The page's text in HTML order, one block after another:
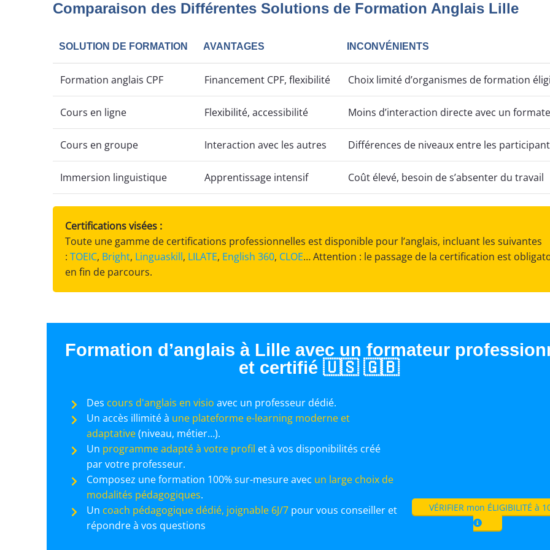
Comparaison des Différentes Solutions de Formation Anglais Lille
SOLUTION DE FORMATION AVANTAGES INCONVÉNIENTS
Formation anglais CPF Financement CPF, flexibilité Choix limité d’organismes de formation
Cours en ligne Flexibilité, accessibilité Moins d’interaction directe avec un
Cours en groupe Interaction avec les autres Différences de niveaux entre les
Immersion linguistique Apprentissage intensif Coût élevé, besoin de s’absenter du travail
Certifications visées :
Toute une gamme de certifications professionnelles est disponible pour l’anglais, incluant les suivantes
: TOEIC, Bright, Linguaskill, LILATE, English 360, CLOE… Attention : le passage de la certification est
en fin de parcours.
Formation d’anglais à Lille avec un formateur
et certifié 🇺🇸 🇬🇧
Des cours d'anglais en visio avec un professeur dédié.
Un accès illimité à une plateforme e-learning moderne et
adaptative(niveau, métier…).
Un programme adapté à votre profil et à vos disponibilités créé
par votre professeur.
Composez une formation 100% sur-mesure avec un large choix de
modalités pédagogiques.
Un coach pédagogique dédié, joignable 6J/7 pour vous conseiller et
répondre à vos questions
VÉRIFIER mon ÉLIGIBILITÉ à